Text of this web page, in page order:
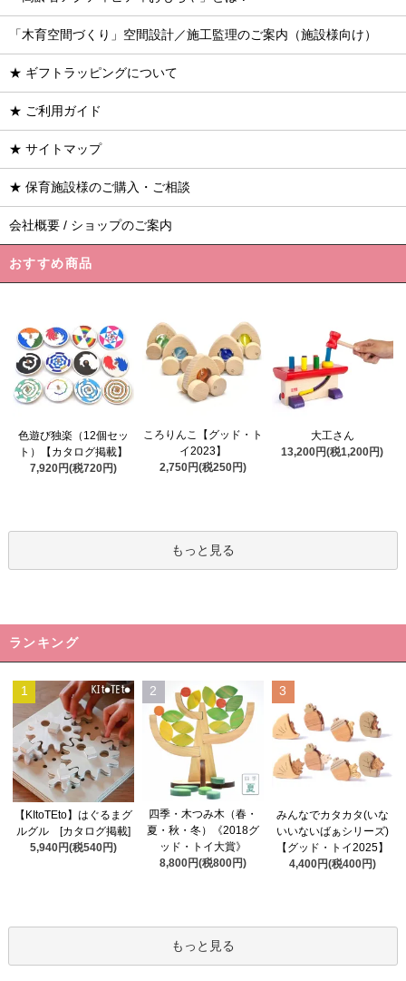
「木育空間づくり」空間設計／施工監理のご案内（施設様向け）
★ ギフトラッピングについて
★ ご利用ガイド
★ サイトマップ
★ 保育施設様のご購入・ご相談
会社概要 / ショップのご案内
おすすめ商品
色遊び独楽（12個セッ
ト）【カタログ掲載】
7,920円(税720円)
ころりんこ【グッド・ト
イ2023】
2,750円(税250円)
大工さん
13,200円(税1,200円)
もっと見る
ランキング
1
【KItoTEto】はぐるまグ
ルグル [カタログ掲載]
5,940円(税540円)
2
四季・木つみ木（春・
夏・秋・冬）《2018グ
ッド・トイ大賞》
8,800円(税800円)
3
みんなでカタカタ(いな
いいないばぁシリーズ)
【グッド・トイ2025】
4,400円(税400円)
もっと見る